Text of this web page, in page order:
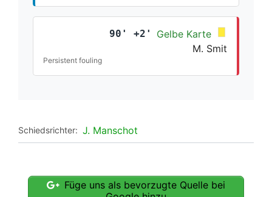
90' +2'
Gelbe Karte
M. Smit
Persistent fouling
Schiedsrichter: J. Manschot
Füge uns als bevorzugte Quelle bei